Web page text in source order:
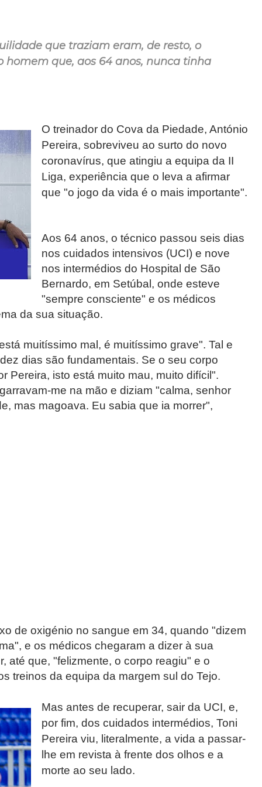
que traziam eram, de resto, o
que, aos 64 anos, nunca tinha
O treinador do Cova da Piedade, António
Pereira, sobreviveu ao surto do novo
coronavírus, que atingiu a equipa da II
Liga, experiência que o leva a afirmar
que "o jogo da vida é o mais importante".
Aos 64 anos, o técnico passou seis dias
nos cuidados intensivos (UCI) e nove
nos intermédios do Hospital de São
Bernardo, em Setúbal, onde esteve
"sempre consciente" e os médicos
da sua situação.
muitíssimo mal, é muitíssimo grave". Tal e
dias são fundamentais. Se o seu corpo
Pereira, isto está muito mau, muito difícil".
me na mão e diziam "calma, senhor
mas magoava. Eu sabia que ia morrer",
de oxigénio no sangue em 34, quando "dizem
e os médicos chegaram a dizer à sua
até que, "felizmente, o corpo reagiu" e o
treinos da equipa da margem sul do Tejo.
Mas antes de recuperar, sair da UCI, e,
por fim, dos cuidados intermédios, Toni
Pereira viu, literalmente, a vida a passar-
lhe em revista à frente dos olhos e a
morte ao seu lado.